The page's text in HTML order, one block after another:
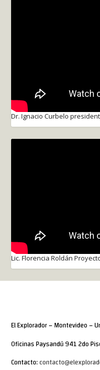
Dr. Ignacio Curbelo
Lic. Florencia Roldán
El Explorador – Montevideo –
Oficinas Paysandú 941 2do
Contacto: